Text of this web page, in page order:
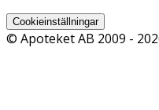
Cookieinställningar
© Apoteket AB 2009 -